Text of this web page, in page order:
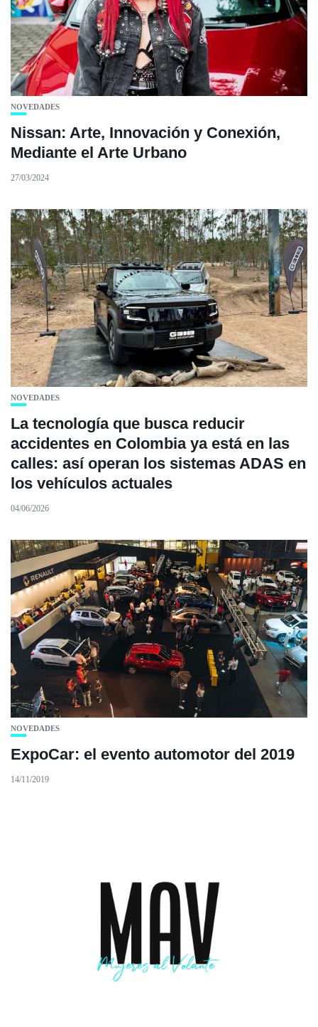
NOVEDADES
Nissan: Arte, Innovación y Conexión,
Mediante el Arte Urbano
27/03/2024
NOVEDADES
La tecnología que busca reducir
accidentes en Colombia ya está en las
calles: así operan los sistemas ADAS en
los vehículos actuales
04/06/2026
NOVEDADES
ExpoCar: el evento automotor del 2019
14/11/2019